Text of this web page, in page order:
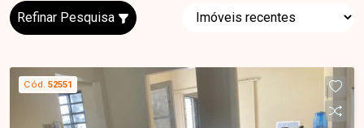
Refinar Pesquisa
Cód. 52551